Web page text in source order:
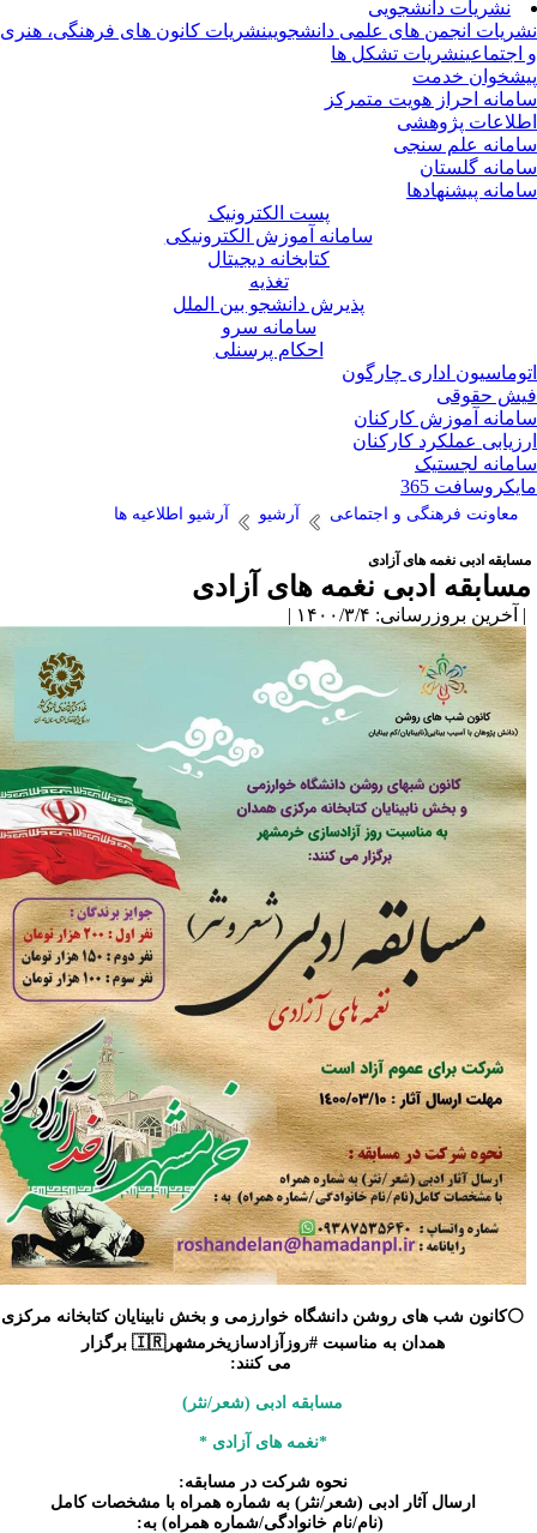
نشریات دانشجویی
انجمن های علمی دانشجویینشریات کانون های فرهنگی، هنری
نشریات تشکل ها
خدمت
احراز هویت متمرکز
پژوهشی
علم سنجی
گلستان
پیشنهادها
پست الکترونیک
سامانه آموزش الکترونیکی
کتابخانه دیجیتال
تغذیه
پذیرش دانشجو بین الملل
سامانه سرو
احکام پرسنلی
اداری چارگون
حقوقی
آموزش کارکنان
عملکرد کارکنان
لجستیک
365
معاونت فرهنگی و اجتماعی آرشیو آرشیو اطلاعیه ها
ادبی نغمه های آزادی
ادبی نغمه های آزادی
بروزرسانی: ۱۴۰۰/۳/۴ |
⚪️کانون شب های روشن دانشگاه خوارزمی و بخش نابینایان کتابخانه مرکزی
همدان به مناسبت #روزآزادسازیخرمشهر🇮🇷 برگزار
می کنند:
مسابقه ادبی (شعر/نثر)
*نغمه های آزادی *
نحوه شرکت در مسابقه:
ارسال آثار ادبی (شعر/نثر) به شماره همراه با مشخصات کامل
(نام/نام خانوادگی/شماره همراه) به: